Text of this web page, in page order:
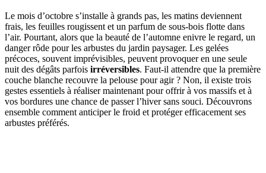
Le mois d’octobre s’installe à grands pas, les matins deviennent
frais, les feuilles rougissent et un parfum de sous-bois flotte dans
l’air. Pourtant, alors que la beauté de l’automne enivre le regard, un
danger rôde pour les arbustes du jardin paysager. Les gelées
précoces, souvent imprévisibles, peuvent provoquer en une seule
nuit des dégâts parfois irréversibles. Faut-il attendre que la première
couche blanche recouvre la pelouse pour agir ? Non, il existe trois
gestes essentiels à réaliser maintenant pour offrir à vos massifs et à
vos bordures une chance de passer l’hiver sans souci. Découvrons
ensemble comment anticiper le froid et protéger efficacement ses
arbustes préférés.